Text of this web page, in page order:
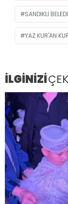
SANDIKLI
YAZ KUR'AN
İLGİNİZİ